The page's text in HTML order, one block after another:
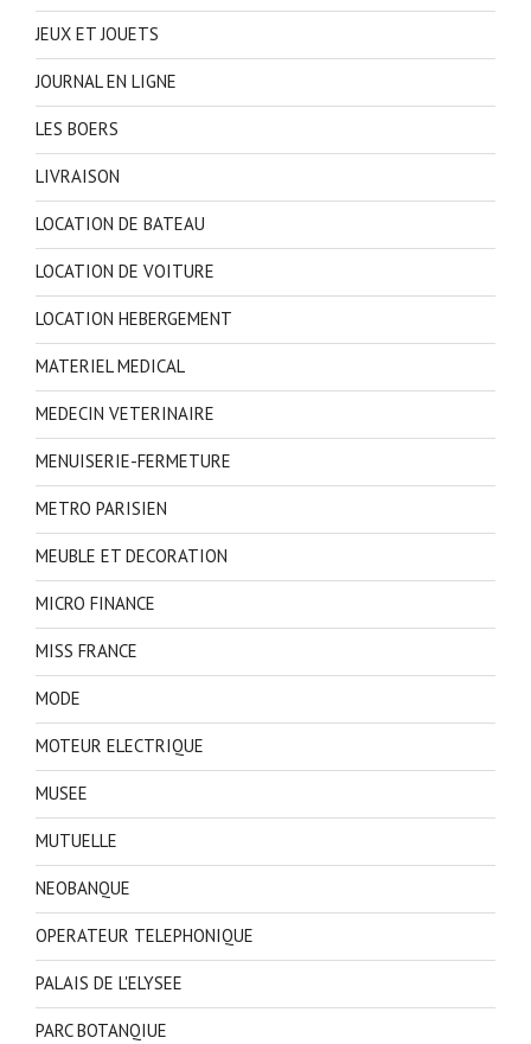
JEUX ET JOUETS
JOURNAL EN LIGNE
LES BOERS
LIVRAISON
LOCATION DE BATEAU
LOCATION DE VOITURE
LOCATION HEBERGEMENT
MATERIEL MEDICAL
MEDECIN VETERINAIRE
MENUISERIE-FERMETURE
METRO PARISIEN
MEUBLE ET DECORATION
MICRO FINANCE
MISS FRANCE
MODE
MOTEUR ELECTRIQUE
MUSEE
MUTUELLE
NEOBANQUE
OPERATEUR TELEPHONIQUE
PALAIS DE L'ELYSEE
PARC BOTANQIUE